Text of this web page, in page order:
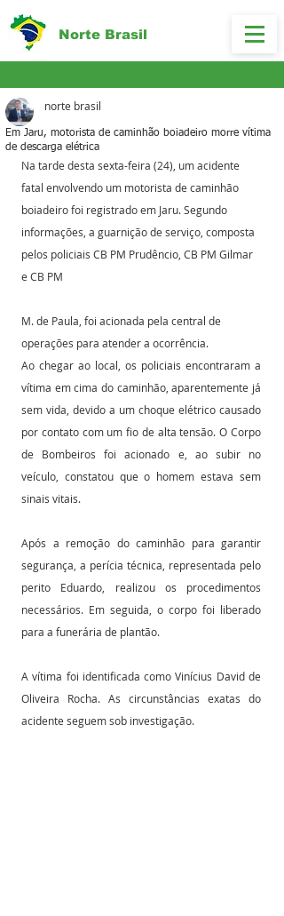
Norte Brasil
Em Jaru, motorista de caminhão boiadeiro morre vítima
de descarga elétrica
norte brasil
Na tarde desta sexta-feira (24), um acidente
fatal envolvendo um motorista de caminhão
boiadeiro foi registrado em Jaru. Segundo
informações, a guarnição de serviço, composta
pelos policiais CB PM Prudêncio, CB PM Gilmar
e CB PM
M. de Paula, foi acionada pela central de
operações para atender a ocorrência.
Ao chegar ao local, os policiais encontraram a
vítima em cima do caminhão, aparentemente já
sem vida, devido a um choque elétrico causado
por contato com um fio de alta tensão. O Corpo
de Bombeiros foi acionado e, ao subir no
veículo, constatou que o homem estava sem
sinais vitais.
Após a remoção do caminhão para garantir
segurança, a perícia técnica, representada pelo
perito Eduardo, realizou os procedimentos
necessários. Em seguida, o corpo foi liberado
para a funerária de plantão.
A vítima foi identificada como Vinícius David de
Oliveira Rocha. As circunstâncias exatas do
acidente seguem sob investigação.